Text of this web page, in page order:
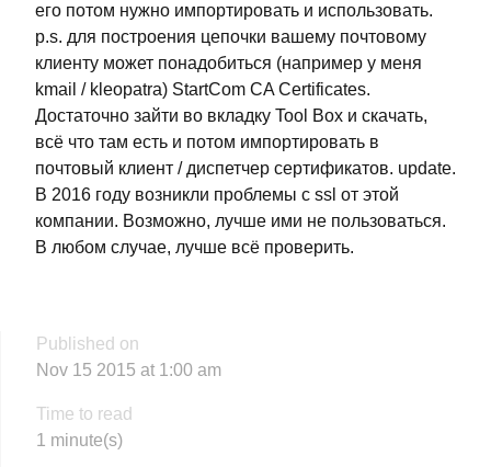
его потом нужно импортировать и использовать.
p.s. для построения цепочки вашему почтовому
клиенту может понадобиться (например у меня
kmail / kleopatra) StartCom CA Certificates.
Достаточно зайти во вкладку Tool Box и скачать,
всё что там есть и потом импортировать в
почтовый клиент / диспетчер сертификатов. update.
В 2016 году возникли проблемы с ssl от этой
компании. Возможно, лучше ими не пользоваться.
В любом случае, лучше всё проверить.
Published on
Nov 15 2015 at 1:00 am
Time to read
1 minute(s)